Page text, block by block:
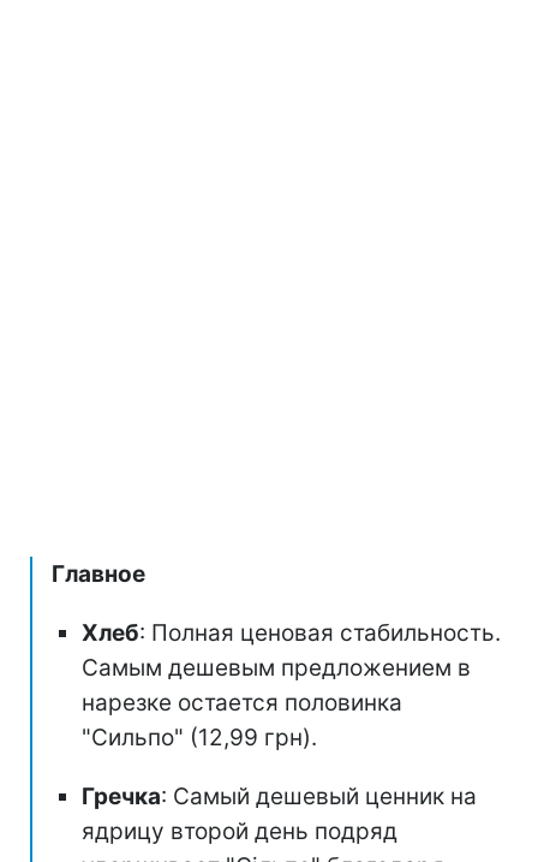
Главное
Хлеб: Полная ценовая стабильность.
Самым дешевым предложением в
нарезке остается половинка
"Сильпо" (12,99 грн).
Гречка: Самый дешевый ценник на
ядрицу второй день подряд